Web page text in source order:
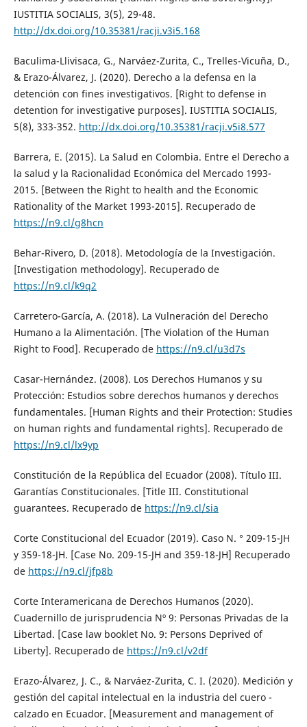
IUSTITIA SOCIALIS, 3(5), 29-48.
http://dx.doi.org/10.35381/racji.v3i5.168
Baculima-Llivisaca, G., Narváez-Zurita, C., Trelles-Vicuña, D.,
& Erazo-Álvarez, J. (2020). Derecho a la defensa en la
detención con fines investigativos. [Right to defense in
detention for investigative purposes]. IUSTITIA SOCIALIS,
5(8), 333-352. http://dx.doi.org/10.35381/racji.v5i8.577
Barrera, E. (2015). La Salud en Colombia. Entre el Derecho a
la salud y la Racionalidad Económica del Mercado 1993-
2015. [Between the Right to health and the Economic
Rationality of the Market 1993-2015]. Recuperado de
https://n9.cl/g8hcn
Behar-Rivero, D. (2018). Metodología de la Investigación.
[Investigation methodology]. Recuperado de
https://n9.cl/k9q2
Carretero-García, A. (2018). La Vulneración del Derecho
Humano a la Alimentación. [The Violation of the Human
Right to Food]. Recuperado de https://n9.cl/u3d7s
Casar-Hernández. (2008). Los Derechos Humanos y su
Protección: Estudios sobre derechos humanos y derechos
fundamentales. [Human Rights and their Protection: Studies
on human rights and fundamental rights]. Recuperado de
https://n9.cl/lx9yp
Constitución de la República del Ecuador (2008). Título III.
Garantías Constitucionales. [Title III. Constitutional
guarantees. Recuperado de https://n9.cl/sia
Corte Constitucional del Ecuador (2019). Caso N. ° 209-15-JH
y 359-18-JH. [Case No. 209-15-JH and 359-18-JH] Recuperado
de https://n9.cl/jfp8b
Corte Interamericana de Derechos Humanos (2020).
Cuadernillo de jurisprudencia Nº 9: Personas Privadas de la
Libertad. [Case law booklet No. 9: Persons Deprived of
Liberty]. Recuperado de https://n9.cl/v2df
Erazo-Álvarez, J. C., & Narváez-Zurita, C. I. (2020). Medición y
gestión del capital intelectual en la industria del cuero -
calzado en Ecuador. [Measurement and management of